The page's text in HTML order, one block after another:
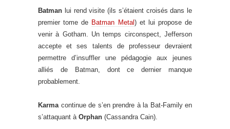
Batman lui rend visite (ils s’étaient croisés dans le
premier tome de Batman Metal) et lui propose de
venir à Gotham. Un temps circonspect, Jefferson
accepte et ses talents de professeur devraient
permettre d’insuffler une pédagogie aux jeunes
alliés de Batman, dont ce dernier manque
probablement.
Karma continue de s’en prendre à la Bat-Family en
s’attaquant à Orphan (Cassandra Cain).